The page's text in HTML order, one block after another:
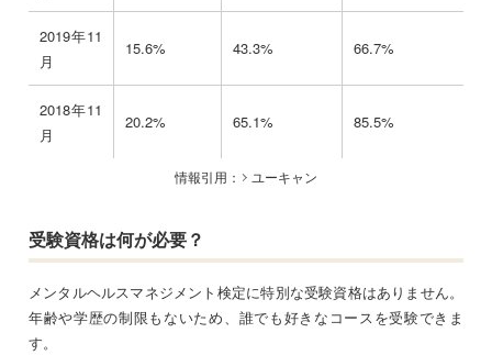
2019年11
月
15.6% 43.3% 66.7%
2018年11
月
20.2% 65.1% 85.5%
情報引用： ユーキャン
受験資格は何が必要？
メンタルヘルスマネジメント検定に特別な受験資格はありません。
年齢や学歴の制限もないため、誰でも好きなコースを受験できま
す。